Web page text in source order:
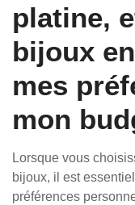
platine,
bijoux
mes
mon
Lorsque vous
bijoux, il est
préférences